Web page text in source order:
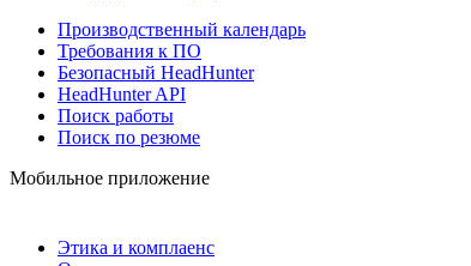
Производственный календарь
Требования к ПО
Безопасный HeadHunter
HeadHunter API
Поиск работы
Поиск по резюме
Мобильное приложение
Этика и комплаенс